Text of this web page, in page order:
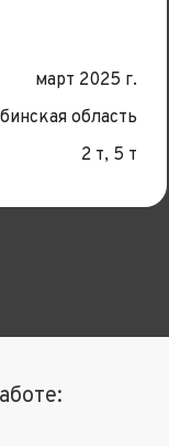
март 2025 г.
область
2 т, 5 т